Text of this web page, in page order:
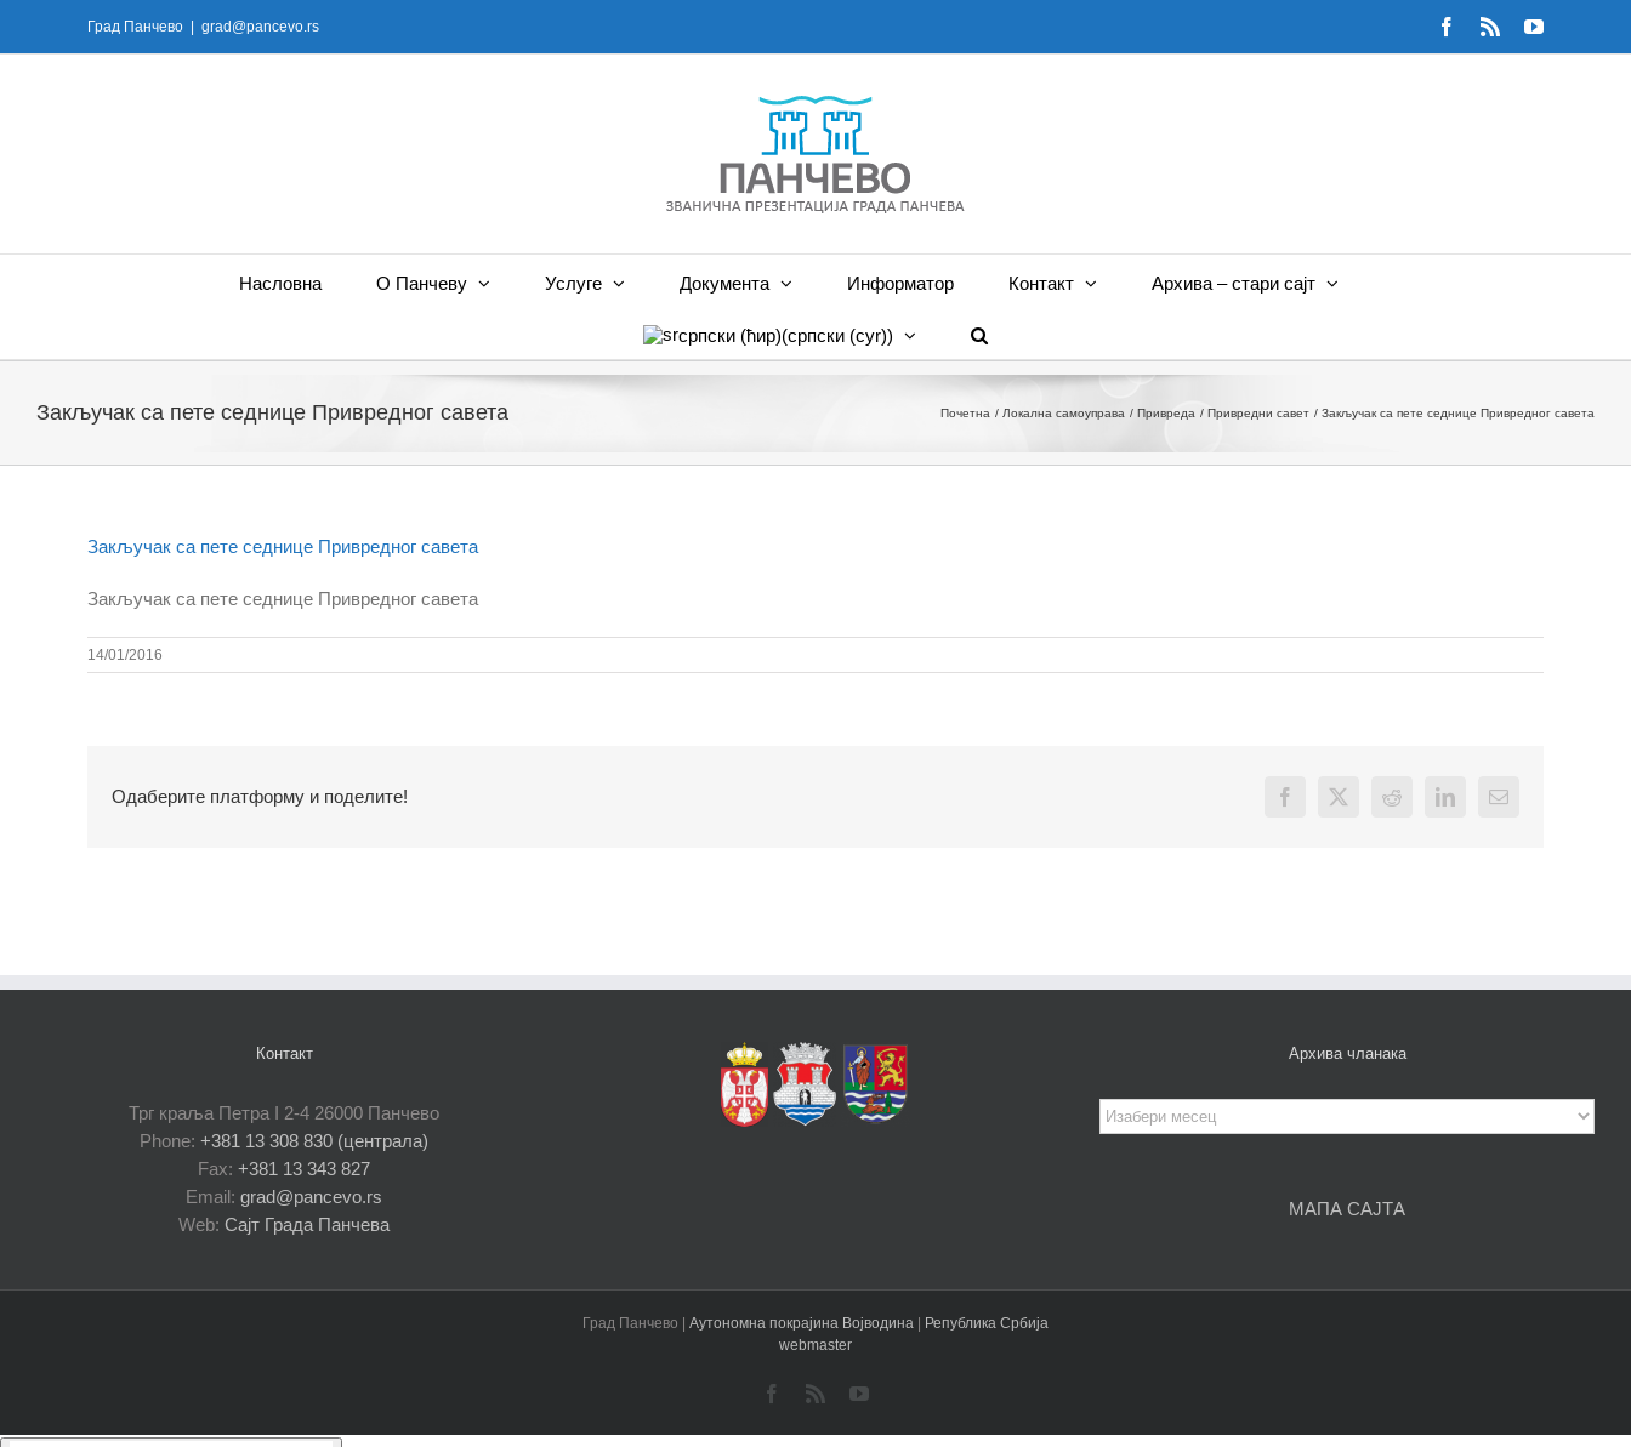
Град Панчево grad@pancevo.rs Facebook
Rss YouTube
Насловна О Панчеву Услуге Документа Информатор Контакт Архива – стари сајт
српски (ћир)(српски (cyr))
Закључак са пете седнице Привредног савета Почетна Локална самоуправа Привреда Привредни савет Закључак са пете седнице Привредног савета
Закључак са пете седнице Привредног савета
Закључак са пете седнице Привредног савета
14/01/2016
Одаберите платформу и поделите! Facebook
X Reddit LinkedInEmail
Контакт
Трг краља Петра I 2-4 26000 Панчево
Phone: +381 13 308 830 (централа)
Fax: +381 13 343 827
Email: grad@pancevo.rs
Web: Сајт Града Панчева
Архива чланака
Архива
чланака
МАПА САЈТА
Град Панчево | Аутономна покрајина Војводина | Република Србија
webmaster
Facebook
Rss YouTube